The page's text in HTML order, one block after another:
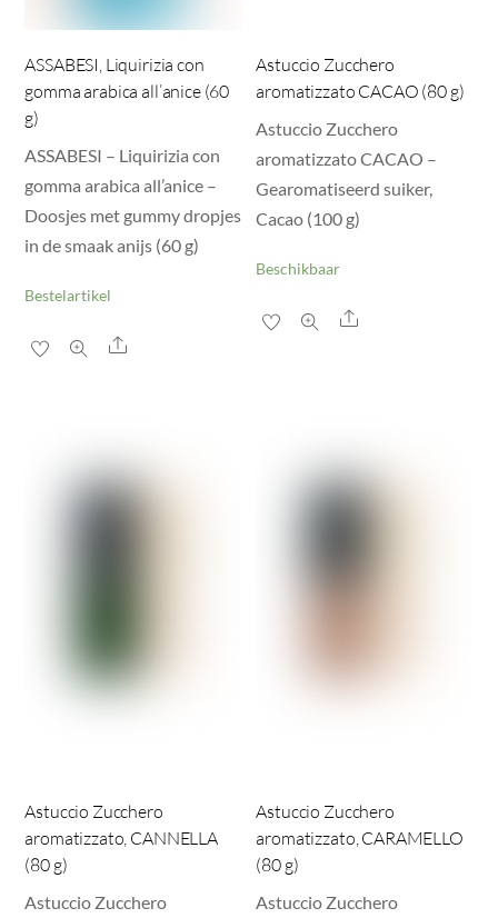
ASSABESI, Liquirizia con
gomma arabica all’anice (60
g)
ASSABESI – Liquirizia con
gomma arabica all’anice –
Doosjes met gummy dropjes
in de smaak anijs (60 g)
Bestelartikel
Share
Astuccio Zucchero
aromatizzato CACAO (80 g)
Astuccio Zucchero
aromatizzato CACAO –
Gearomatiseerd suiker,
Cacao (100 g)
Beschikbaar
Share
Astuccio Zucchero
aromatizzato, CANNELLA
(80 g)
Astuccio Zucchero
Astuccio Zucchero
aromatizzato, CARAMELLO
(80 g)
Astuccio Zucchero